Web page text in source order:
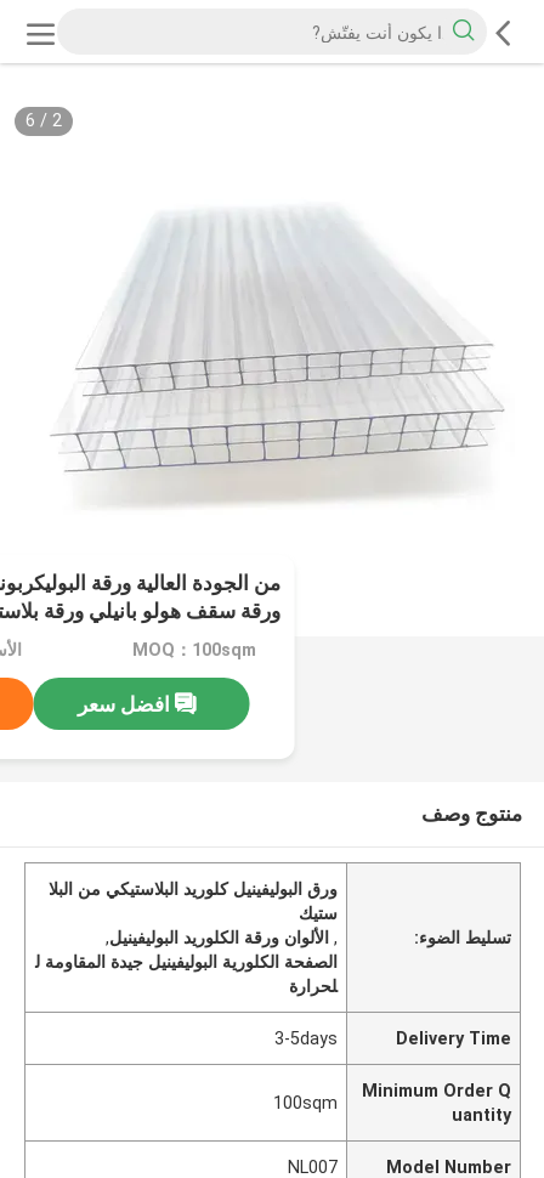
2
/
6
ورقة سقف هولو بانيلي ورقة
MOQ：100sqm
افضل سعر
منتوج وصف
تسليط الضوء:
ورق البوليفينيل كلوريد البلاستيكي من البلا
ستيك
,الألوان ورقة الكلوريد البوليفينيل,
الصفحة الكلورية البوليفينيل جيدة المقاومة ل
لحرارة
Delivery Time
3-5days
Minimum Order Q
uantity
100sqm
Model Number
NL007